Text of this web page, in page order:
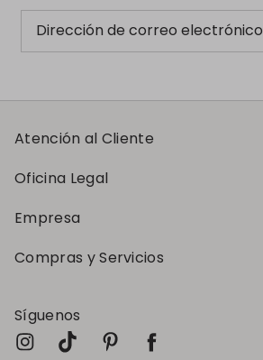
Dirección de correo electrónico
Atención al Cliente
Oficina Legal
Empresa
Compras y Servicios
Síguenos